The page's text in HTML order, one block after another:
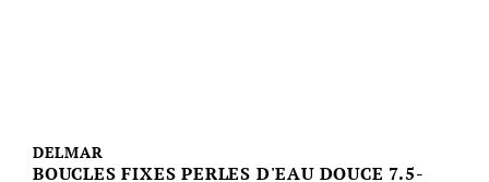
DELMAR
BOUCLES FIXES PERLES D'EAU DOUCE 7.5-